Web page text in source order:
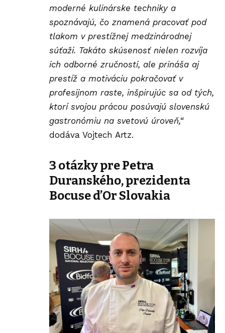
moderné kulinárske techniky a
spoznávajú, čo znamená pracovať pod
tlakom v prestížnej medzinárodnej
súťaži. Takáto skúsenosť nielen rozvíja
ich odborné zručnosti, ale prináša aj
prestíž a motiváciu pokračovať v
profesijnom raste, inšpirujúc sa od tých,
ktorí svojou prácou posúvajú slovenskú
gastronómiu na svetovú úroveň,“
dodáva Vojtech Artz.
3 otázky pre Petra
Duranského, prezidenta
Bocuse d’Or Slovakia